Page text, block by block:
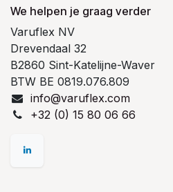
We helpen je graag verder
Varuflex NV
Drevendaal 32
B2860 Sint-Katelijne-Waver
BTW BE 0819.076.809
info@varuflex.com
+32 (0) 15 80 06 66